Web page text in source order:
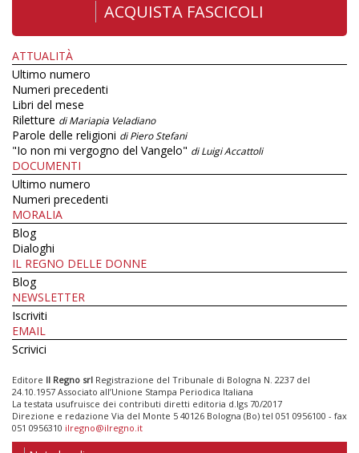
ACQUISTA FASCICOLI
ATTUALITÀ
Ultimo numero
Numeri precedenti
Libri del mese
Riletture di Mariapia Veladiano
Parole delle religioni di Piero Stefani
"Io non mi vergogno del Vangelo" di Luigi Accattoli
DOCUMENTI
Ultimo numero
Numeri precedenti
MORALIA
Blog
Dialoghi
IL REGNO DELLE DONNE
Blog
NEWSLETTER
Iscriviti
EMAIL
Scrivici
Editore Il Regno srl Registrazione del Tribunale di Bologna N. 2237 del
24.10.1957 Associato all’Unione Stampa Periodica Italiana
La testata usufruisce dei contributi diretti editoria d.lgs 70/2017
Direzione e redazione Via del Monte 5 40126 Bologna (Bo) tel 051 0956100 - fax
051 0956310 ilregno@ilregno.it